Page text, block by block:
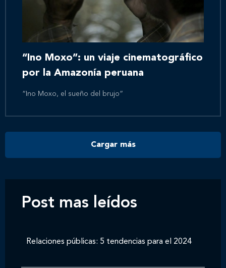
Inicio
Nosotros
Novedades
Contáctanos
“Ino Moxo”: un viaje cinematográfico
por la Amazonía peruana
“Ino Moxo, el sueño del brujo”
Cargar más
Post mas leídos
Relaciones públicas: 5 tendencias para el 2024